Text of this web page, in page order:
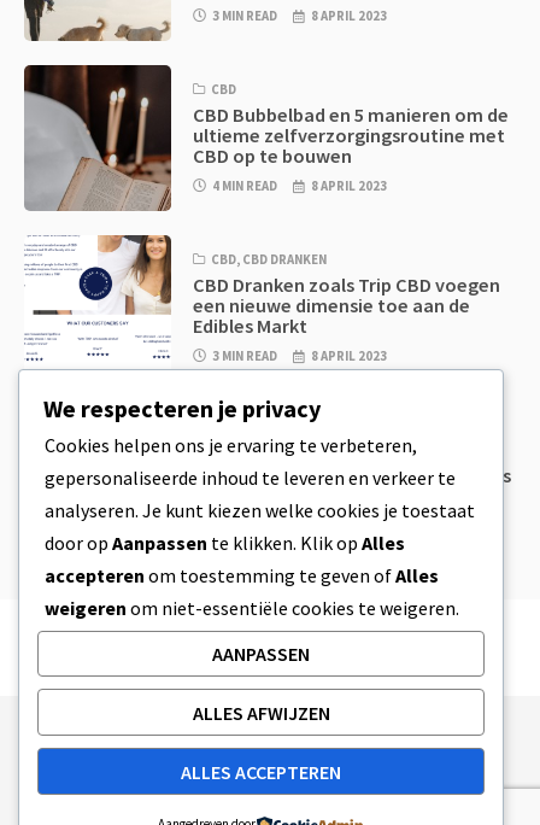
3 MIN READ 8 APRIL 2023
CBD
CBD Bubbelbad en 5 manieren om de
ultieme zelfverzorgingsroutine met
CBD op te bouwen
4 MIN READ 8 APRIL 2023
CBD, CBD DRANKEN
CBD Dranken zoals Trip CBD voegen
een nieuwe dimensie toe aan de
Edibles Markt
3 MIN READ 8 APRIL 2023
CBD Koekjesdeeg & Ongelooflijk
Simpele CBD Edibles Die Je Zelf Thuis
8 APRIL 2023
Publishing Principles
Ethics Policy
Corrections Policy
Feedback Policy
We respecteren je privacy
Cookies helpen ons je ervaring te verbeteren,
gepersonaliseerde inhoud te leveren en verkeer te
analyseren. Je kunt kiezen welke cookies je toestaat
door op Aanpassen te klikken. Klik op Alles
accepteren om toestemming te geven ofAlles
weigeren om niet-essentiële cookies te weigeren.
AANPASSEN
ALLES AFWIJZEN
ALLES ACCEPTEREN